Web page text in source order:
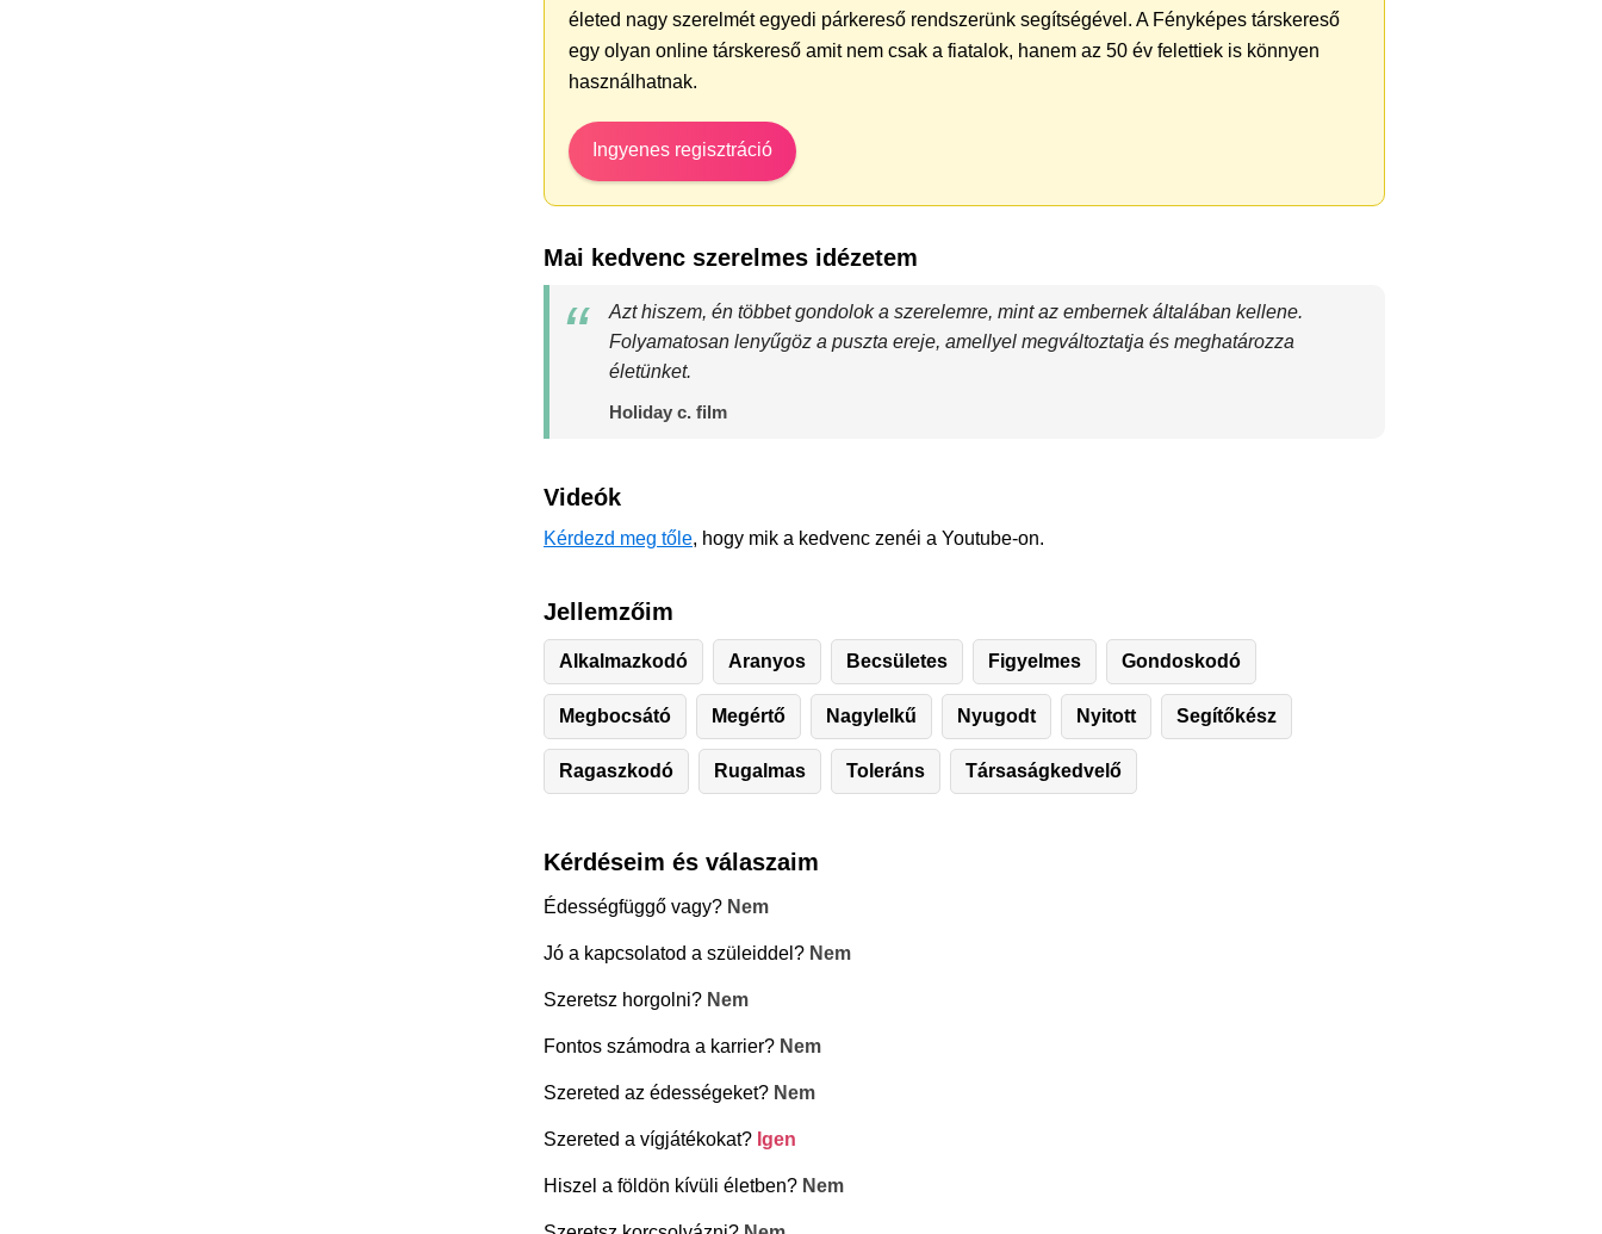
életed nagy szerelmét egyedi párkereső rendszerünk segítségével. A Fényképes társkereső
egy olyan online társkereső amit nem csak a fiatalok, hanem az 50 év felettiek is könnyen
használhatnak.
Ingyenes regisztráció
Mai kedvenc szerelmes idézetem
Azt hiszem, én többet gondolok a szerelemre, mint az embernek általában kellene.
Folyamatosan lenyűgöz a puszta ereje, amellyel megváltoztatja és meghatározza
életünket.
Holiday c. film
Videók
Kérdezd meg tőle, hogy mik a kedvenc zenéi a Youtube-on.
Jellemzőim
Alkalmazkodó Aranyos Becsületes Figyelmes Gondoskodó
Megbocsátó Megértő Nagylelkű Nyugodt Nyitott Segítőkész
Ragaszkodó Rugalmas Toleráns Társaságkedvelő
Kérdéseim és válaszaim
Édességfüggő vagy? Nem
Jó a kapcsolatod a szüleiddel? Nem
Szeretsz horgolni? Nem
Fontos számodra a karrier? Nem
Szereted az édességeket? Nem
Szereted a vígjátékokat? Igen
Hiszel a földön kívüli életben? Nem